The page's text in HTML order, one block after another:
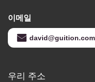
이메일
david@guition.com
우리 주소